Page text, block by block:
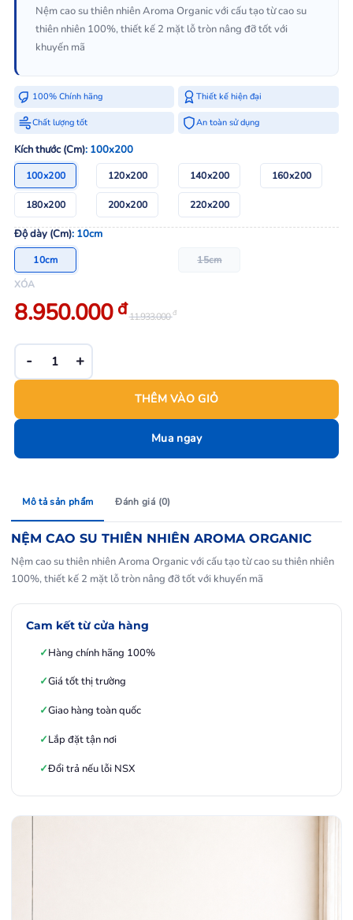
Nệm cao su thiên nhiên Aroma Organic với cấu tạo từ cao su
thiên nhiên 100%, thiết kế 2 mặt lỗ tròn nâng đỡ tốt với
khuyến mã
100% Chính hãng Thiết kế hiện đại
Chất lượng tốt An toàn sử dụng
Kích thước (Cm): 100x200
100x200 120x200 140x200 160x200
180x200 200x200 220x200
Độ dày (Cm): 10cm
10cm
15cm
XÓA
8.950.000 đ
Giá
bán:
8.950.000 đ.
11.933.000đ
Giá
gốc:
11.933.000 đ.
Nệm cao su thiên nhiên Aroma Organic số lượng
THÊM VÀO GIỎ
Mua ngay
Mô tả sản phẩm Đánh giá (0)
NỆM CAO SU THIÊN NHIÊN AROMA ORGANIC
Nệm cao su thiên nhiên Aroma Organic với cấu tạo từ cao su thiên nhiên
100%, thiết kế 2 mặt lỗ tròn nâng đỡ tốt với khuyến mã
Cam kết từ cửa hàng
Hàng chính hãng 100%
Giá tốt thị trường
Giao hàng toàn quốc
Lắp đặt tận nơi
Đổi trả nếu lỗi NSX